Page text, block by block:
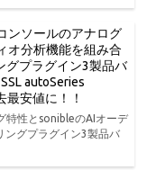
ンソールのアナログ
オ分析機能を組み合
グプラグイン3製品バ
autoSeries
安値に！！
特性とsonibleのAIオーデ
ングプラグイン3製品バ